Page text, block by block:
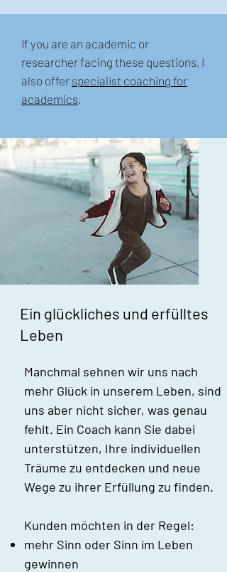
If you are an academic or
researcher facing these questions, I
also offer specialist coaching for
academics.
Ein glückliches und erfülltes
Leben
Manchmal sehnen wir uns nach
mehr Glück in unserem Leben, sind
uns aber nicht sicher, was genau
fehlt. Ein Coach kann Sie dabei
unterstützen, Ihre individuellen
Träume zu entdecken und neue
Wege zu ihrer Erfüllung zu finden.
Kunden möchten in der Regel:
mehr Sinn oder Sinn im Leben
gewinnen